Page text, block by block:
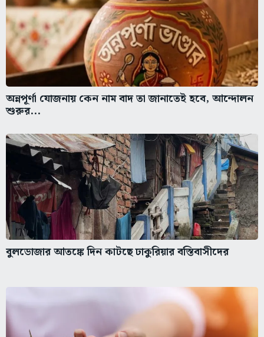
অন্নপূর্ণা যোজনায় কেন নাম বাদ তা জানাতেই হবে, আন্দোলন
শুরুর...
বুলডোজার আতঙ্কে দিন কাটছে ঢাকুরিয়ার বস্তিবাসীদের